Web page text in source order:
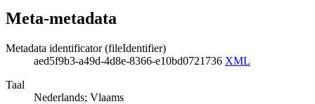
Meta-metadata
Metadata identificator (fileIdentifier)
aed5f9b3-a49d-4d8e-8366-e10bd0721736 XML
Taal
Nederlands; Vlaams